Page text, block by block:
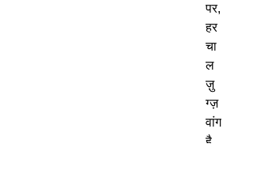
पर,
हर
चा
ल
ज़ु
ग्ज़
वांग
है